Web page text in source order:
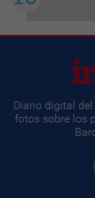
Diario digital
fotos sobre los